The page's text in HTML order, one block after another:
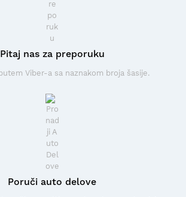
Pitaj nas za preporuku
Viber-a sa naznakom broja šasije.
Poruči auto delove